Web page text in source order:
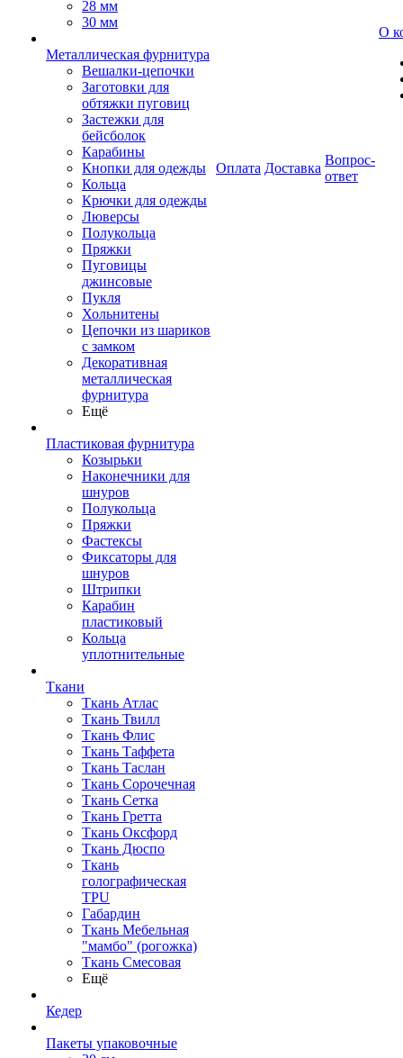
28 мм
30 мм
Металлическая фурнитура
Вешалки-цепочки
Заготовки для
обтяжки пуговиц
Застежки для
бейсболок
Карабины
Кнопки для одежды
Кольца
Крючки для одежды
Люверсы
Полукольца
Пряжки
Пуговицы
джинсовые
Пукля
Хольнитены
Цепочки из шариков
с замком
Декоративная
металлическая
фурнитура
Ещё
Пластиковая фурнитура
Козырьки
Наконечники для
шнуров
Полукольца
Пряжки
Фастексы
Фиксаторы для
шнуров
Штрипки
Карабин
пластиковый
Кольца
уплотнительные
Ткани
Ткань Атлас
Ткань Твилл
Ткань Флис
Ткань Таффета
Ткань Таслан
Ткань Сорочечная
Ткань Сетка
Ткань Гретта
Ткань Оксфорд
Ткань Дюспо
Ткань
голографическая
TPU
Габардин
Ткань Мебельная
"мамбо" (рогожка)
Ткань Смесовая
Ещё
Кедер
Пакеты упаковочные
Оплата Доставка
Вопрос-
ответ
О